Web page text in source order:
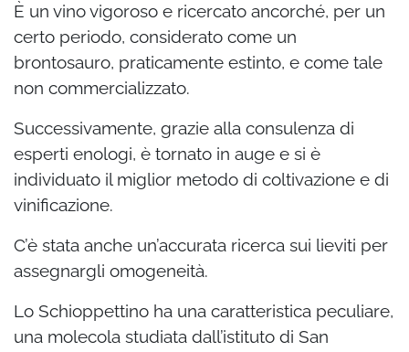
È un vino vigoroso e ricercato ancorché, per un
certo periodo, considerato come un
brontosauro, praticamente estinto, e come tale
non commercializzato.
Successivamente, grazie alla consulenza di
esperti enologi, è tornato in auge e si è
individuato il miglior metodo di coltivazione e di
vinificazione.
C’è stata anche un’accurata ricerca sui lieviti per
assegnargli omogeneità.
Lo Schioppettino ha una caratteristica peculiare,
una molecola studiata dall’istituto di San